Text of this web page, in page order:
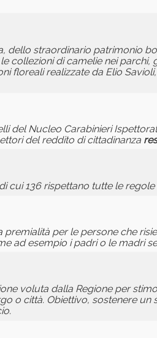
dello straordinario patrimonio
collezioni di camelie nei parchi,
floreali realizzate da Elio Savioli,
del Nucleo Carabinieri
del reddito di cittadinanza
cui 136 rispettano tutte le
per le persone che
ad esempio i padri o le madri
voluta dalla Regione per
o città. Obiettivo, sostenere un